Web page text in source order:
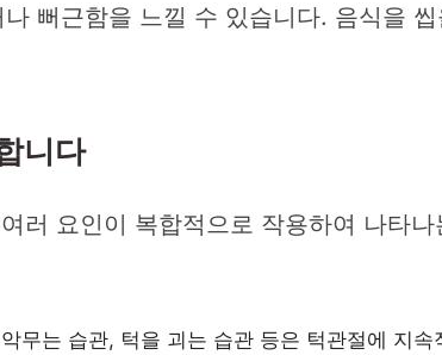
뻐근함을 느낄 수 있습니다. 음식을
니다
러 요인이 복합적으로 작용하여 나타
무는 습관, 턱을 괴는 습관 등은 턱관절에 지